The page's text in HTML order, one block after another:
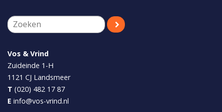
Vos & Vrind
Zuideinde 1-H
1121 CJ Landsmeer
T (020) 482 17 87
E info@vos-vrind.nl